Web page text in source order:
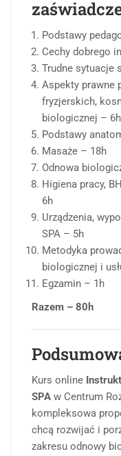
Podstawy
Cechy dobrego
Trudne sytuacje
Aspekty prawne
fryzjerskich,
biologicznej – 6h
Podstawy
Masaże – 18h
Odnowa
Higiena pracy,
6h
Urządzenia,
SPA – 5h
Metodyka
biologicznej i
Egzamin – 1h
Razem – 80h
Kurs online
SPA w Centrum
kompleksowa
chcą rozwijać i
zakresu odnowy